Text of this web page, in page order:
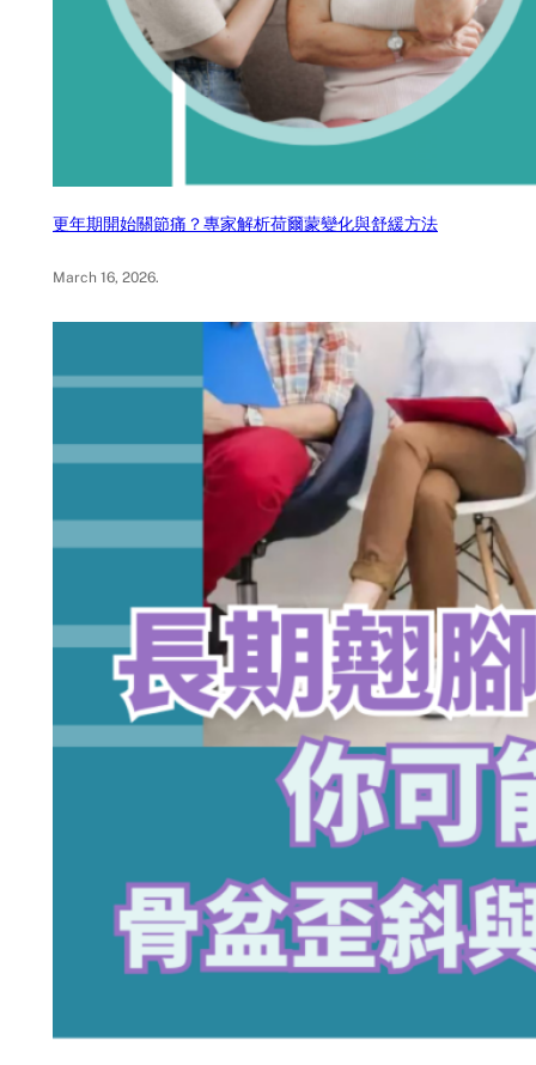
更年期開始關節痛？專家解析荷爾蒙變化與舒緩方法
March 16, 2026.